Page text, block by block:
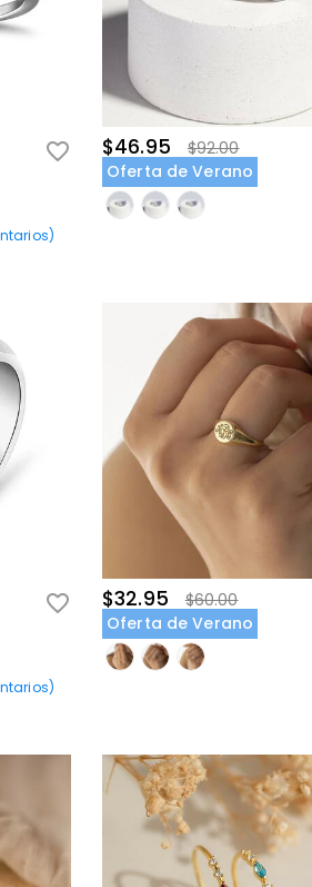
)
$46.95
$92.00
Oferta de Verano
)
$32.95
$60.00
Oferta de Verano